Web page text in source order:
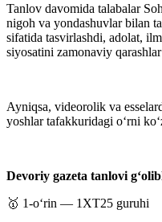
Tanlov davomida talabalar
nigoh va yondashuvlar bilan
sifatida tasvirlashdi, adolat,
siyosatini zamonaviy
Ayniqsa, videorolik va
yoshlar tafakkuridagi o‘rni
Devoriy gazeta tanlovi
🥇 1-o‘rin — 1XT25 guruhi